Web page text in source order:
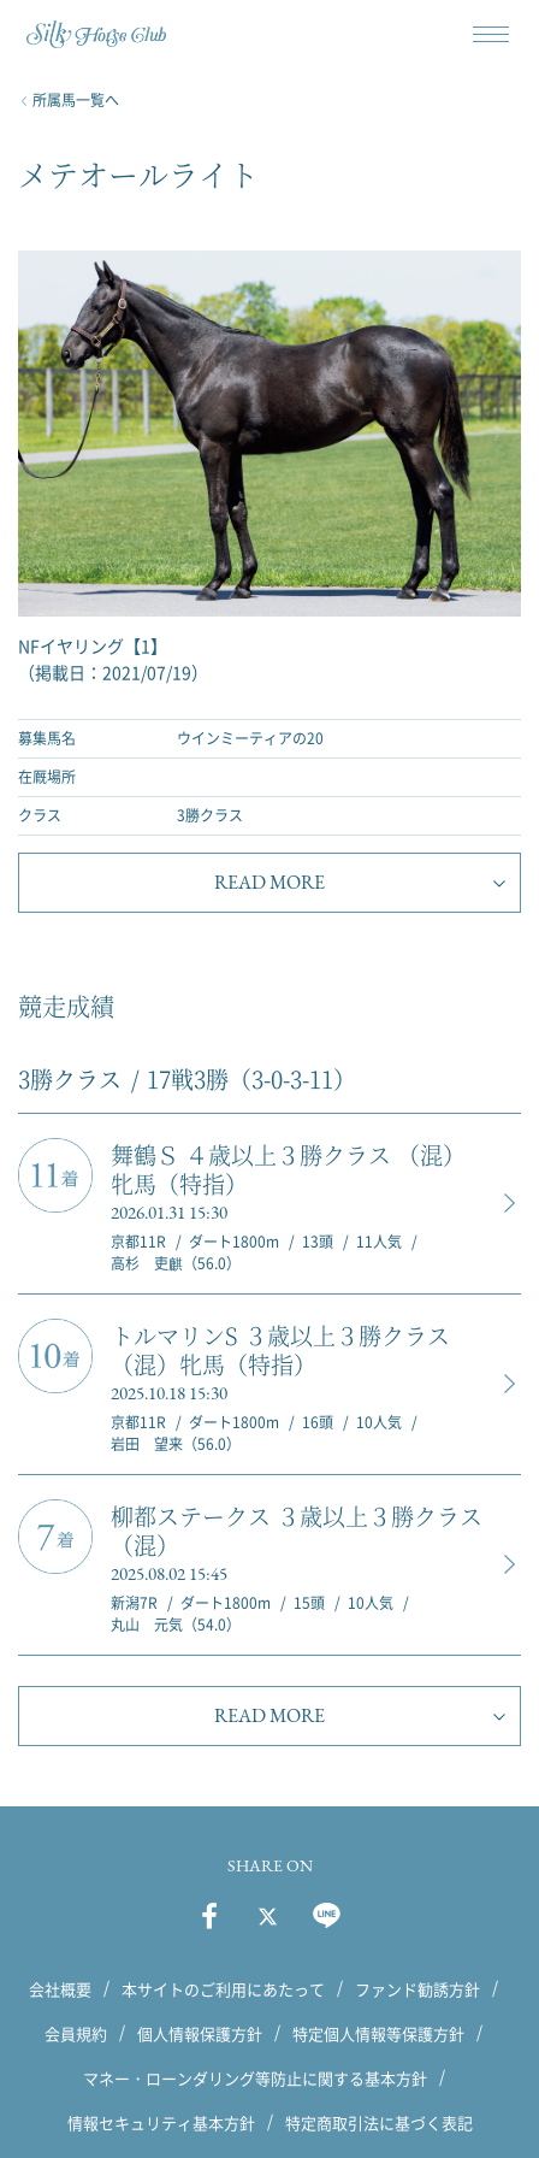
所属馬一覧へ
メテオールライト
NFイヤリング【1】
（掲載日：2021/07/19）
募集馬名
ウインミーティアの20
在厩場所
クラス
3勝クラス
READ MORE
競走成績
3勝クラス 17戦3勝（3-0-3-11）
舞鶴Ｓ ４歳以上３勝クラス （混）
牝馬（特指）
2026.01.31 15:30
京都11R ダート1800m 13頭
11人気
高杉 吏麒（56.0）
トルマリンS ３歳以上３勝クラス
（混）牝馬（特指）
2025.10.18 15:30
京都11R ダート1800m 16頭
10人気
岩田 望来（56.0）
柳都ステークス ３歳以上３勝クラス
（混）
2025.08.02 15:45
新潟7R ダート1800m 15頭
10人気
丸山 元気（54.0）
READ MORE
SHARE ON
会社概要 本サイトのご利用にあたって
ファンド勧誘方針
会員規約
個人情報保護方針
特定個人情報等保護方針
マネー・ローンダリング等防止に関する基本方針
情報セキュリティ基本方針
特定商取引法に基づく表記